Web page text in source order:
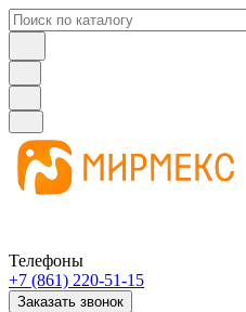
Телефоны
+7 (861) 220-51-15
Заказать звонок